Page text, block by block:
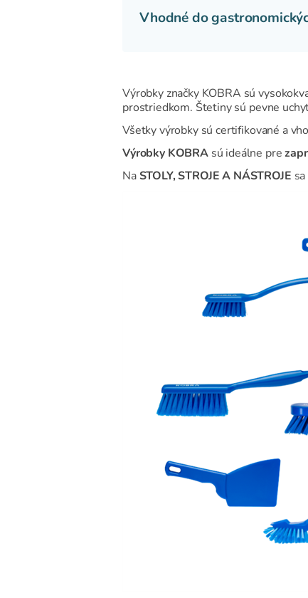
Vhodné do
Výrobky značky KOBRA sú
prostriedkom. Štetiny sú pevne
Všetky výrobky sú certifikované a
Výrobky KOBRAsú ideálne pre
NaSTOLY, STROJE A NÁSTROJE